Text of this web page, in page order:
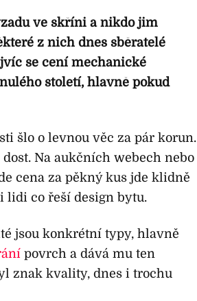
ve skříni a nikdo jim
z nich dnes sběratelé
se cení mechanické
století, hlavně pokud
šlo o levnou věc za pár korun.
Na aukčních webech nebo
cena za pěkný kus jde klidně
lidi co řeší design bytu.
jsou konkrétní typy, hlavně
povrch a dává mu ten
znak kvality, dnes i trochu